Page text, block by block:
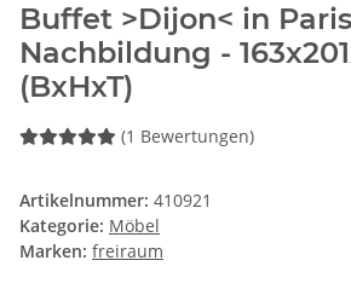
Buffet >Dijon< in
Nachbildung -
(BxHxT)
(1 Bewertungen)
Artikelnummer: 410921
Kategorie: Möbel
Marken: freiraum